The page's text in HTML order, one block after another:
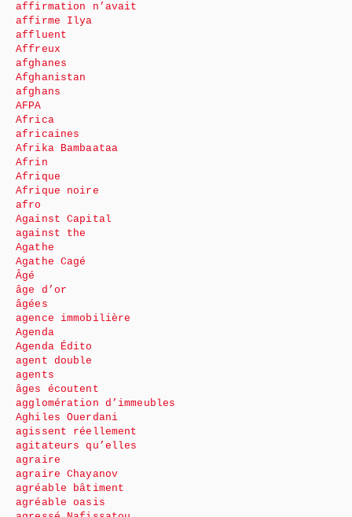
affirmation n’avait
affirme Ilya
affluent
Affreux
afghanes
Afghanistan
afghans
AFPA
Africa
africaines
Afrika Bambaataa
Afrin
Afrique
Afrique noire
afro
Against Capital
against the
Agathe
Agathe Cagé
Âgé
âge d’or
âgées
agence immobilière
Agenda
Agenda Édito
agent double
agents
âges écoutent
agglomération d’immeubles
Aghiles Ouerdani
agissent réellement
agitateurs qu’elles
agraire
agraire Chayanov
agréable bâtiment
agréable oasis